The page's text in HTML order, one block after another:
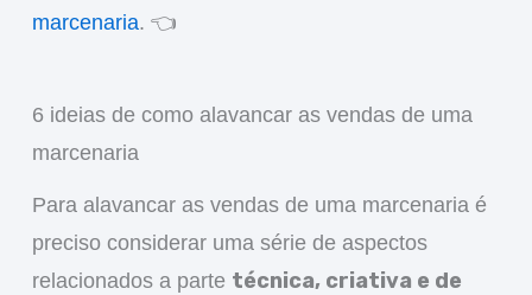
marcenaria. 👈
6 ideias de como alavancar as vendas de uma
marcenaria
Para alavancar as vendas de uma marcenaria é
preciso considerar uma série de aspectos
relacionados a parte técnica, criativa e de